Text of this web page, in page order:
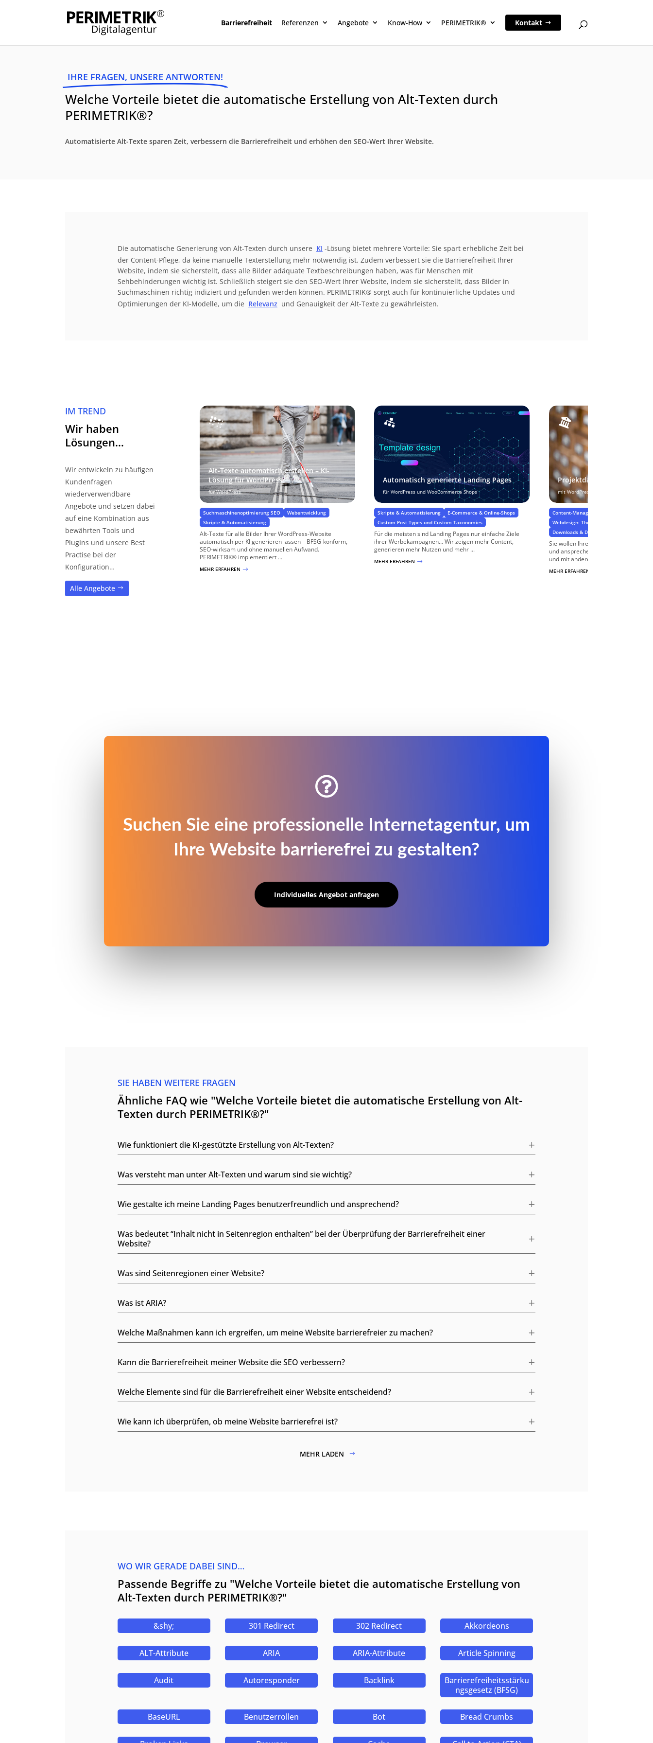
Barrierefreiheit Referenzen Angebote Know-How PERIMETRIK® Kontakt
IHRE FRAGEN, UNSERE ANTWORTEN!
Welche Vorteile bietet die automatische Erstellung von Alt-Texten durch
PERIMETRIK®?
Automatisierte Alt-Texte sparen Zeit, verbessern die Barrierefreiheit und erhöhen den SEO-Wert Ihrer Website.
Die automatische Generierung von Alt-Texten durch unsere KI -Lösung bietet mehrere Vorteile: Sie spart erhebliche Zeit bei
der Content-Pflege, da keine manuelle Texterstellung mehr notwendig ist. Zudem verbessert sie die Barrierefreiheit Ihrer
Website, indem sie sicherstellt, dass alle Bilder adäquate Textbeschreibungen haben, was für Menschen mit
Sehbehinderungen wichtig ist. Schließlich steigert sie den SEO-Wert Ihrer Website, indem sie sicherstellt, dass Bilder in
Suchmaschinen richtig indiziert und gefunden werden können. PERIMETRIK® sorgt auch für kontinuierliche Updates und
Optimierungen der KI-Modelle, um die Relevanz und Genauigkeit der Alt-Texte zu gewährleisten.
IM TREND
Wir haben
Lösungen…
Wir entwickeln zu häufigen
Kundenfragen
wiederverwendbare
Angebote und setzen dabei
auf eine Kombination aus
bewährten Tools und
PlugIns und unsere Best
Practise bei der
Konfiguration…
Alle Angebote
Alt-Texte automatisch erstellen – KI-
Lösung für WordPress
für WordPress
Suchmaschinenoptimierung SEO
Webentwicklung
Skripte & Automatisierung
Alt-Texte für alle Bilder Ihrer WordPress-Website
automatisch per KI generieren lassen – BFSG-konform,
SEO-wirksam und ohne manuellen Aufwand.
PERIMETRIK® implementiert ...
MEHR ERFAHREN $
Automatisch generierte Landing Pages
für WordPress und WooCommerce Shops
Skripte & Automatisierung
E-Commerce & Online-Shops
Custom Post Types und Custom Taxonomies
Für die meisten sind Landing Pages nur einfache Ziele
ihrer Werbekampagnen… Wir zeigen mehr Content,
generieren mehr Nutzen und mehr ...
MEHR ERFAHREN $
Projektdatenbank
mit WordPress
Content-Management, Datenmodell &
Webdesign: Theme-Entwicklung,
Downloads & Dokumenten-Management
Sie wollen Ihre Projekte in WordPress
und ansprechend zeigen, ggf. nach
und mit anderen Inhalten wie ...
MEHR ERFAHREN

Suchen Sie eine professionelle Internetagentur, um
Ihre Website barrierefrei zu gestalten?
Individuelles Angebot anfragen
SIE HABEN WEITERE FRAGEN
Ähnliche FAQ wie "Welche Vorteile bietet die automatische Erstellung von Alt-
Texten durch PERIMETRIK®?"
Wie funktioniert die KI-gestützte Erstellung von Alt-Texten?
Was versteht man unter Alt-Texten und warum sind sie wichtig?
Wie gestalte ich meine Landing Pages benutzerfreundlich und ansprechend?
Was bedeutet “Inhalt nicht in Seitenregion enthalten” bei der Überprüfung der Barrierefreiheit einer
Website?
Was sind Seitenregionen einer Website?
Was ist ARIA?
Welche Maßnahmen kann ich ergreifen, um meine Website barrierefreier zu machen?
Kann die Barrierefreiheit meiner Website die SEO verbessern?
Welche Elemente sind für die Barrierefreiheit einer Website entscheidend?
Wie kann ich überprüfen, ob meine Website barrierefrei ist?
MEHR LADEN
WO WIR GERADE DABEI SIND…
Passende Begriffe zu "Welche Vorteile bietet die automatische Erstellung von
Alt-Texten durch PERIMETRIK®?"
&shy; 301 Redirect 302 Redirect Akkordeons
ALT-Attribute ARIA ARIA-Attribute Article Spinning
Audit Autoresponder Backlink
Barrierefreiheitsstärku
ngsgesetz (BFSG)
BaseURL Benutzerrollen Bot Bread Crumbs